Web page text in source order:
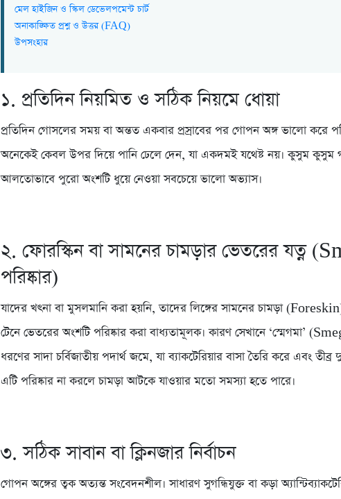
মেল হাইজিন ও স্কিল ডেভেলপমেন্ট চার্ট
অনাকাঙ্ক্ষিত প্রশ্ন ও উত্তর (FAQ)
উপসংহার
১. প্রতিদিন নিয়মিত ও সঠিক নিয়মে ধোয়া
প্রতিদিন গোসলের সময় বা অন্তত একবার প্রস্রাবের পর গোপন অঙ্গ ভালো করে
অনেকেই কেবল উপর দিয়ে পানি ঢেলে দেন, যা একদমই যথেষ্ট নয়। কুসুম কুসুম
আলতোভাবে পুরো অংশটি ধুয়ে নেওয়া সবচেয়ে ভালো অভ্যাস।
২. ফোরস্কিন বা সামনের চামড়ার ভেতরের যত্ন
পরিষ্কার)
যাদের খৎনা বা মুসলমানি করা হয়নি, তাদের লিঙ্গের সামনের চামড়া
টেনে ভেতরের অংশটি পরিষ্কার করা বাধ্যতামূলক। কারণ সেখানে ‘স্মেগমা’
ধরণের সাদা চর্বিজাতীয় পদার্থ জমে, যা ব্যাকটেরিয়ার বাসা তৈরি করে এবং তীব্র
এটি পরিষ্কার না করলে চামড়া আটকে যাওয়ার মতো সমস্যা হতে পারে।
৩. সঠিক সাবান বা ক্লিনজার নির্বাচন
গোপন অঙ্গের ত্বক অত্যন্ত সংবেদনশীল। সাধারণ সুগন্ধিযুক্ত বা কড়া